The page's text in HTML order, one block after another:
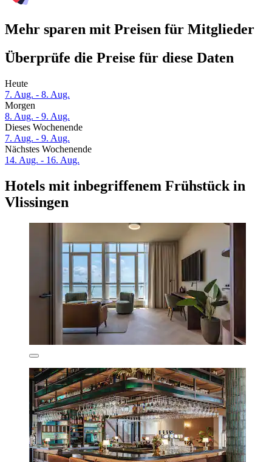
Mehr sparen mit Preisen für Mitglieder
Überprüfe die Preise für diese Daten
Heute
7. Aug. - 8. Aug.
Morgen
8. Aug. - 9. Aug.
Dieses Wochenende
7. Aug. - 9. Aug.
Nächstes Wochenende
14. Aug. - 16. Aug.
Hotels mit inbegriffenem Frühstück in
Vlissingen